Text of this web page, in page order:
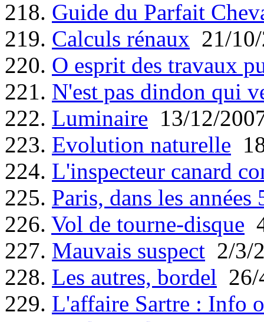
218. Guide du Parfait
219. Calculs rénaux 21/
220. O esprit des travaux
221. N'est pas dindon qui
222. Luminaire 13/12/
223. Evolution naturelle
224. L'inspecteur canard
225. Paris, dans les années
226. Vol de tourne-disque
227. Mauvais suspect 2/3/
228. Les autres, bordel
229. L'affaire Sartre : Info